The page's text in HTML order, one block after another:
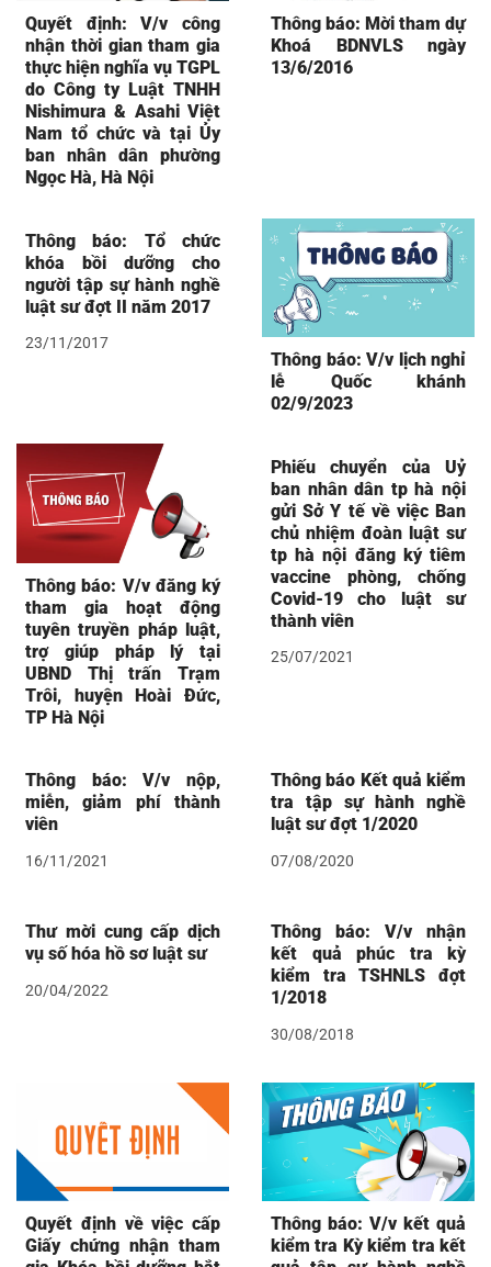
Quyết định: V/v công
nhận thời gian tham gia
thực hiện nghĩa vụ TGPL
do Công ty Luật TNHH
Nishimura & Asahi Việt
Nam tổ chức và tại Ủy
ban nhân dân phường
Ngọc Hà, Hà Nội
Thông báo: Mời tham dự
Khoá BDNVLS ngày
13/6/2016
Thông báo: Tổ chức
khóa bồi dưỡng cho
người tập sự hành nghề
luật sư đợt II năm 2017
23/11/2017
Thông báo: V/v lịch nghỉ
lễ Quốc khánh
02/9/2023
Thông báo: V/v đăng ký
tham gia hoạt động
tuyên truyền pháp luật,
trợ giúp pháp lý tại
UBND Thị trấn Trạm
Trôi, huyện Hoài Đức,
TP Hà Nội
Phiếu chuyển của Uỷ
ban nhân dân tp hà nội
gửi Sở Y tế về việc Ban
chủ nhiệm đoàn luật sư
tp hà nội đăng ký tiêm
vaccine phòng, chống
Covid-19 cho luật sư
thành viên
25/07/2021
Thông báo: V/v nộp,
miễn, giảm phí thành
viên
16/11/2021
Thông báo Kết quả kiểm
tra tập sự hành nghề
luật sư đợt 1/2020
07/08/2020
Thư mời cung cấp dịch
vụ số hóa hồ sơ luật sư
20/04/2022
Thông báo: V/v nhận
kết quả phúc tra kỳ
kiểm tra TSHNLS đợt
1/2018
30/08/2018
Quyết định về việc cấp
Giấy chứng nhận tham
Thông báo: V/v kết quả
kiểm tra Kỳ kiểm tra kết